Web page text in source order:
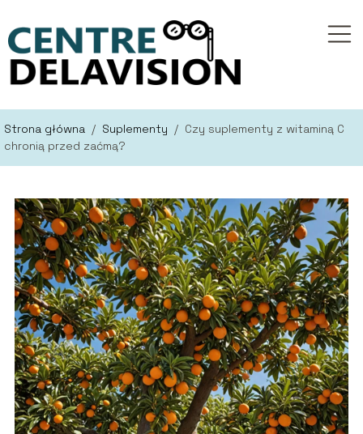
Strona główna / Suplementy / Czy suplementy z witaminą C
chronią przed zaćmą?